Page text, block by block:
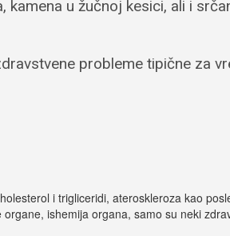
u žučnoj kesici, ali i
probleme tipične za
i trigliceridi, ateroskleroza kao
ishemija organa, samo su neki